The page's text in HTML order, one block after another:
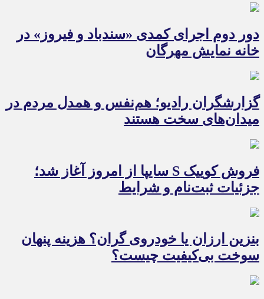
دور دوم اجرای کمدی «سندباد و فیروز» در
خانه نمایش مهرگان
گزارشگران رادیو؛ هم‌نفس و همدل مردم در
میدان‌های سخت هستند
فروش کوییک S سایپا از امروز آغاز شد؛
جزئیات ثبت‌نام و شرایط
بنزین ارزان یا خودروی گران؟ هزینه پنهان
سوخت بی‌کیفیت چیست؟